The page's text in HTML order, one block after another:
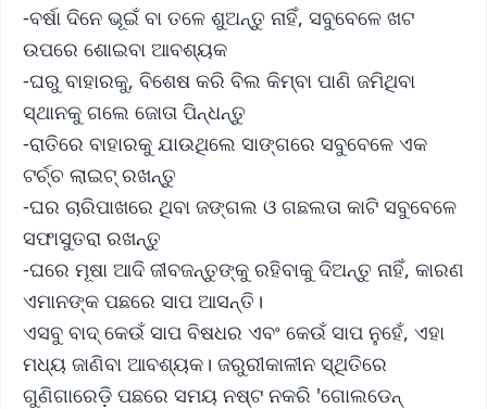
-ବର୍ଷା ଦିନେ ଭୂଇଁ ବା ତଳେ ଶୁଅନ୍ତୁ ନାହିଁ, ସବୁବେଳେ ଖଟ
ଉପରେ ଶୋଇବା ଆବଶ୍ୟକ
-ଘରୁ ବାହାରକୁ, ବିଶେଷ କରି ବିଲ କିମ୍ବା ପାଣି ଜମିଥିବା
ସ୍ଥାନକୁ ଗଲେ ଜୋତା ପିନ୍ଧନ୍ତୁ
-ରାତିରେ ବାହାରକୁ ଯାଉଥିଲେ ସାଙ୍ଗରେ ସବୁବେଳେ ଏକ
ଟର୍ଚ୍ଚ ଲାଇଟ୍ ରଖନ୍ତୁ
-ଘର ଚାରିପାଖରେ ଥିବା ଜଙ୍ଗଲ ଓ ଗଛଲତା କାଟି ସବୁବେଳେ
ସଫାସୁତରା ରଖନ୍ତୁ
-ଘରେ ମୂଷା ଆଦି ଜୀବଜନ୍ତୁଙ୍କୁ ରହିବାକୁ ଦିଅନ୍ତୁ ନାହିଁ, କାରଣ
ଏମାନଙ୍କ ପଛରେ ସାପ ଆସନ୍ତି।
ଏସବୁ ବାଦ୍ କେଉଁ ସାପ ବିଷଧର ଏବଂ କେଉଁ ସାପ ନୁହେଁ, ଏହା
ମଧ୍ୟ ଜାଣିବା ଆବଶ୍ୟକ। ଜରୁରୀକାଳୀନ ସ୍ଥିତିରେ
ଗୁଣିଗାରେଡ଼ି ପଛରେ ସମୟ ନଷ୍ଟ ନକରି 'ଗୋଲଡେନ୍